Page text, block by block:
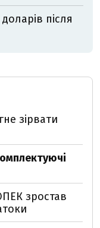
після
зірвати
зростав